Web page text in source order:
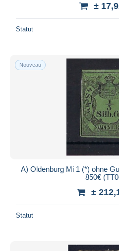
±
Statut
Nouveau
A) Oldenburg Mi 1 (*) ohne
850€
±
Statut